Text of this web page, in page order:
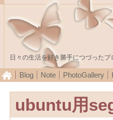
日々の生活を好き勝手につづった
Blog Note PhotoGallery
ubuntu用